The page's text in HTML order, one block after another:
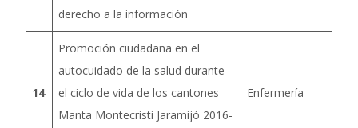
derecho a la información
14
Promoción ciudadana en el
autocuidado de la salud durante
el ciclo de vida de los cantones
Manta Montecristi Jaramijó 2016-
Enfermería